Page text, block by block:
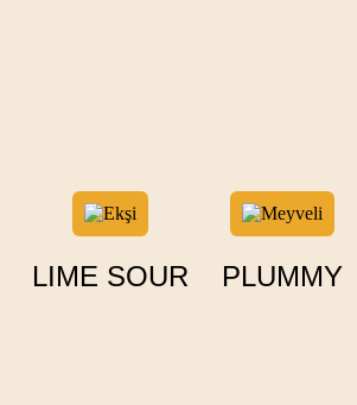
LIME SOUR PLUMMY